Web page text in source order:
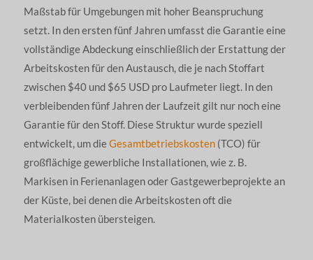
Maßstab für Umgebungen mit hoher Beanspruchung
setzt. In den ersten fünf Jahren umfasst die Garantie eine
vollständige Abdeckung einschließlich der Erstattung der
Arbeitskosten für den Austausch, die je nach Stoffart
zwischen $40 und $65 USD pro Laufmeter liegt. In den
verbleibenden fünf Jahren der Laufzeit gilt nur noch eine
Garantie für den Stoff. Diese Struktur wurde speziell
entwickelt, um dieGesamtbetriebskosten(TCO) für
großflächige gewerbliche Installationen, wie z. B.
Markisen in Ferienanlagen oder Gastgewerbeprojekte an
der Küste, bei denen die Arbeitskosten oft die
Materialkosten übersteigen.